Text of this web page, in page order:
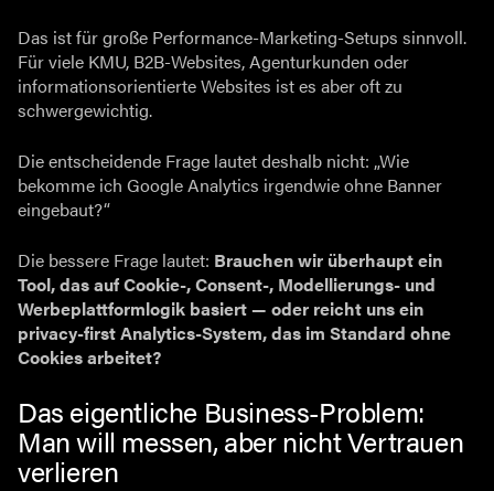
Das ist für große Performance-Marketing-Setups sinnvoll.
Für viele KMU, B2B-Websites, Agenturkunden oder
informationsorientierte Websites ist es aber oft zu
schwergewichtig.
Die entscheidende Frage lautet deshalb nicht: „Wie
bekomme ich Google Analytics irgendwie ohne Banner
eingebaut?“
Die bessere Frage lautet: Brauchen wir überhaupt ein
Tool, das auf Cookie-, Consent-, Modellierungs- und
Werbeplattformlogik basiert — oder reicht uns ein
privacy-first Analytics-System, das im Standard ohne
Cookies arbeitet?
Das eigentliche Business-Problem:
Man will messen, aber nicht Vertrauen
verlieren